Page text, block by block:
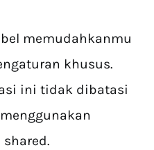
memudahkanmu
khusus.
ini tidak dibatasi